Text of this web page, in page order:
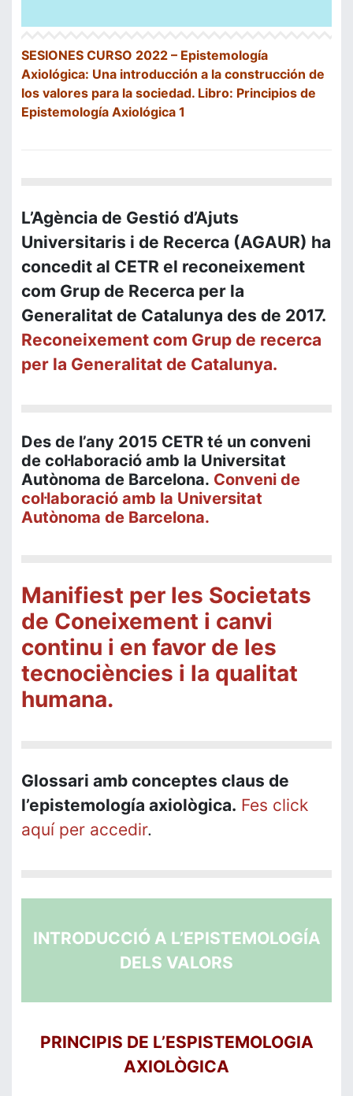
SESIONES CURSO 2022 – Epistemología
Axiológica: Una introducción a la construcción de
los valores para la sociedad. Libro: Principios de
Epistemología Axiológica 1
L’Agència de Gestió d’Ajuts
Universitaris i de Recerca (AGAUR) ha
concedit al CETR el reconeixement
com Grup de Recerca per la
Generalitat de Catalunya des de 2017.
Reconeixement com Grup de recerca
per la Generalitat de Catalunya.
Des de l’any 2015 CETR té un conveni
de col·laboració amb la Universitat
Autònoma de Barcelona. Conveni de
col·laboració amb la Universitat
Autònoma de Barcelona.
Manifiest per les Societats
de Coneixement i canvi
continu i en favor de les
tecnociències i la qualitat
humana.
Glossari amb conceptes claus de
l’epistemología axiològica. Fes click
aquí per accedir.
INTRODUCCIÓ A L’EPISTEMOLOGÍA
DELS VALORS
PRINCIPIS DE L’ESPISTEMOLOGIA
AXIOLÒGICA